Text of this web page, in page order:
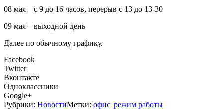
08 мая – с 9 до 16 часов, перерыв с 13 до 13-30
09 мая – выходной день
Далее по обычному графику.
Facebook
Twitter
Вконтакте
Одноклассники
Google+
Рубрики: НовостиМетки: офис, режим работы